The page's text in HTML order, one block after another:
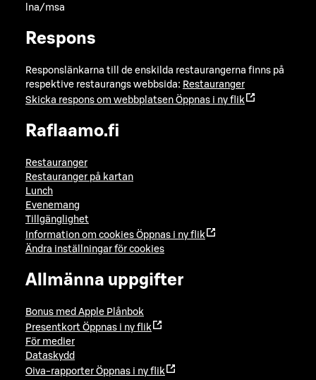
lna/msa
Respons
Responslänkarna till de enskilda restaurangerna finns på
respektive restaurangs webbsida: Restauranger
Skicka respons om webbplatsen Öppnas i ny flik
Raflaamo.fi
Restauranger
Restauranger på kartan
Lunch
Evenemang
Tillgänglighet
Information om cookies Öppnas i ny flik
Ändra inställningar för cookies
Allmänna uppgifter
Bonus med Apple Plånbok
Presentkort Öppnas i ny flik
För medier
Dataskydd
Oiva-rapporter Öppnas i ny flik